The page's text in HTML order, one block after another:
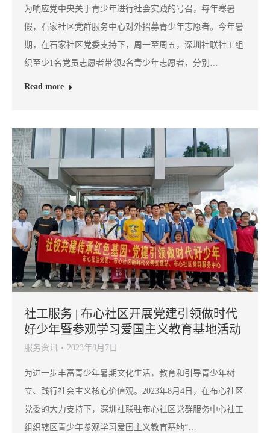
为响应党中央关于青少年进行社会实践的号召，每年寒暑
假，石家社区党群服务中心对外招募青少年志愿者。今年暑
期，在石家社区党委支持下，周一至周五，深圳社联社工组
织至少1名党员志愿者带领2名青少年志愿者，分别…
Read more
社工服务 | 布心社区开展党建引领做时代
好少年暨参观学习爱国主义教育基地活动
服务资讯 2023年8月7日
为进一步丰富青少年暑期文化生活，教育和引导青少年树
立、践行社会主义核心价值观。2023年8月4日，在布心社区
党委的大力支持下，深圳社联驻布心社区党群服务中心社工
组织辖区青少年参观学习爱国主义教育基地“…